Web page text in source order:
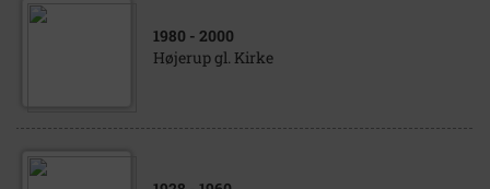
1980 - 2000
Højerup gl. Kirke